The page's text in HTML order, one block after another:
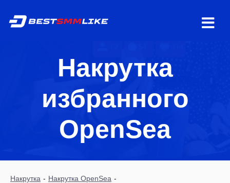
Накрутка
избранного
OpenSea
Накрутка - Накрутка OpenSea -